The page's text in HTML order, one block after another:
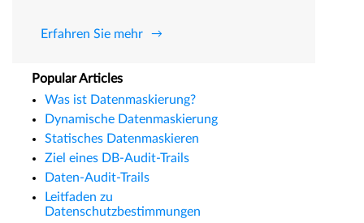
Erfahren Sie mehr
Popular Articles
Was ist Datenmaskierung?
Dynamische Datenmaskierung
Statisches Datenmaskieren
Ziel eines DB-Audit-Trails
Daten-Audit-Trails
Leitfaden zu
Datenschutzbestimmungen